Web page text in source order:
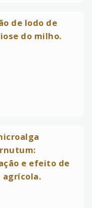
de lodo de
do milho.
e efeito de
agrícola.